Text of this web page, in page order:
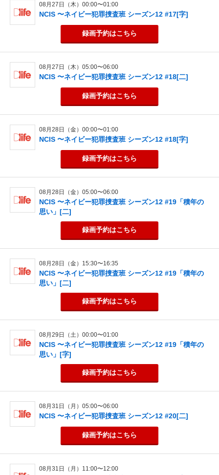
08月27日（木）00:00〜01:00
NCIS 〜ネイビー犯罪捜査班 シーズン12 #17[字]
録画予約はこちら
08月27日（木）05:00〜06:00
NCIS 〜ネイビー犯罪捜査班 シーズン12 #18[二]
録画予約はこちら
08月28日（金）00:00〜01:00
NCIS 〜ネイビー犯罪捜査班 シーズン12 #18[字]
録画予約はこちら
08月28日（金）05:00〜06:00
NCIS 〜ネイビー犯罪捜査班 シーズン12 #19「積年の
思い」[二]
録画予約はこちら
08月28日（金）15:30〜16:35
NCIS 〜ネイビー犯罪捜査班 シーズン12 #19「積年の
思い」[二]
録画予約はこちら
08月29日（土）00:00〜01:00
NCIS 〜ネイビー犯罪捜査班 シーズン12 #19「積年の
思い」[字]
録画予約はこちら
08月31日（月）05:00〜06:00
NCIS 〜ネイビー犯罪捜査班 シーズン12 #20[二]
録画予約はこちら
08月31日（月）11:00〜12:00